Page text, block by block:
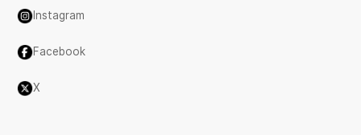
Instagram
Facebook
X